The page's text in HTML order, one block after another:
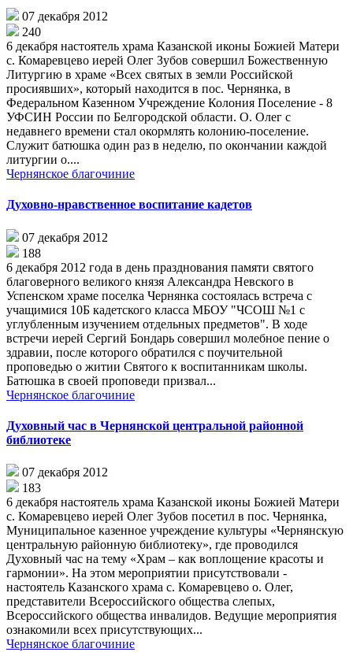
07 декабря 2012
240
6 декабря настоятель храма Казанской иконы Божией Матери
с. Комаревцево иерей Олег Зубов совершил Божественную
Литургию в храме «Всех святых в земли Российской
просиявших», который находится в пос. Чернянка, в
Федеральном Казенном Учреждение Колония Поселение - 8
УФСИН России по Белгородской области. О. Олег с
недавнего времени стал окормлять колонию-поселение.
Служит батюшка один раз в неделю, по окончании каждой
литургии о....
Чернянское благочиние
Духовно-нравственное воспитание кадетов
07 декабря 2012
188
6 декабря 2012 года в день празднования памяти святого
благоверного великого князя Александра Невского в
Успенском храме поселка Чернянка состоялась встреча с
учащимися 10Б кадетского класса МБОУ "ЧСОШ №1 с
углубленным изучением отдельных предметов". В ходе
встречи иерей Сергий Бондарь совершил молебное пение о
здравии, после которого обратился с поучительной
проповедью о житии Святого к воспитанникам школы.
Батюшка в своей проповеди призвал...
Чернянское благочиние
Духовный час в Чернянской центральной районной
библиотеке
07 декабря 2012
183
6 декабря настоятель храма Казанской иконы Божией Матери
с. Комаревцево иерей Олег Зубов посетил в пос. Чернянка,
Муниципальное казенное учреждение культуры «Чернянскую
центральную районную библиотеку», где проводился
Духовный час на тему «Храм – как воплощение красоты и
гармонии». На этом мероприятии присутствовали -
настоятель Казанского храма с. Комаревцево о. Олег,
представители Всероссийского общества слепых,
Всероссийского общества инвалидов. Ведущие мероприятия
ознакомили всех присутствующих...
Чернянское благочиние